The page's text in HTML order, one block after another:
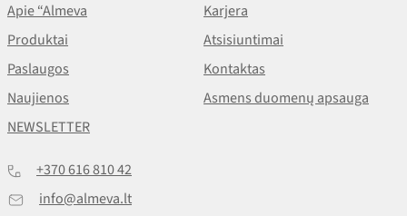
Apie “Almeva
Karjera
Produktai
Atsisiuntimai
Paslaugos
Kontaktas
Naujienos
Asmens duomenų apsauga
NEWSLETTER
+370 616 810 42
info@almeva.lt